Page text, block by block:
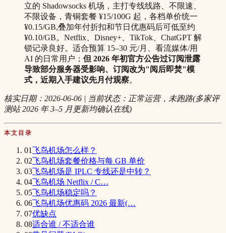
立的 Shadowsocks 机场，主打专线线路、不限速、
不限设备，青铜套餐 ¥15/100G 起，各档单价统一
¥0.15/GB,叠加年付折扣和节日优惠码后可低至约
¥0.10/GB。Netflix、Disney+、TikTok、ChatGPT 解
锁记录良好。适合预算 15–30 元/月、看流媒体/用
AI 的日常用户； 但 2026 年初官方公告过订阅泄露
导致部分服务器受影响、订阅改为"阅后即焚"模
式，近期入手建议先月付观察。
核实日期：2026-06-06 | 当前状态：正常运营，未跑路(多家评
测站 2026 年 3–5 月更新均确认在线)
本文目录
01飞鸟机场怎么样？
02飞鸟机场套餐价格与每 GB 单价
03飞鸟机场是 IPLC 专线还是中转？
04飞鸟机场 Netflix / C…
05飞鸟机场稳定吗？
06飞鸟机场优惠码 2026 最新(…
07优缺点
08适合谁 / 不适合谁